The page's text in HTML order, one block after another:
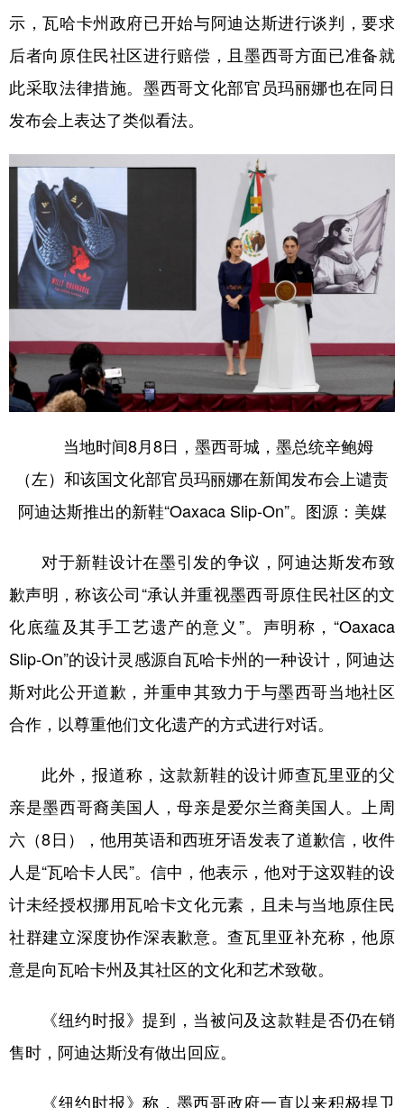
示，瓦哈卡州政府已开始与阿迪达斯进行谈判，要求
后者向原住民社区进行赔偿，且墨西哥方面已准备就
此采取法律措施。墨西哥文化部官员玛丽娜也在同日
发布会上表达了类似看法。
当地时间8月8日，墨西哥城，墨总统辛鲍姆
（左）和该国文化部官员玛丽娜在新闻发布会上谴责
阿迪达斯推出的新鞋“Oaxaca Slip-On”。图源：美媒
对于新鞋设计在墨引发的争议，阿迪达斯发布致
歉声明，称该公司“承认并重视墨西哥原住民社区的文
化底蕴及其手工艺遗产的意义”。声明称，“Oaxaca
Slip-On”的设计灵感源自瓦哈卡州的一种设计，阿迪达
斯对此公开道歉，并重申其致力于与墨西哥当地社区
合作，以尊重他们文化遗产的方式进行对话。
此外，报道称，这款新鞋的设计师查瓦里亚的父
亲是墨西哥裔美国人，母亲是爱尔兰裔美国人。上周
六（8日），他用英语和西班牙语发表了道歉信，收件
人是“瓦哈卡人民”。信中，他表示，他对于这双鞋的设
计未经授权挪用瓦哈卡文化元素，且未与当地原住民
社群建立深度协作深表歉意。查瓦里亚补充称，他原
意是向瓦哈卡州及其社区的文化和艺术致敬。
《纽约时报》提到，当被问及这款鞋是否仍在销
售时，阿迪达斯没有做出回应。
《纽约时报》称，墨西哥政府一直以来积极捍卫